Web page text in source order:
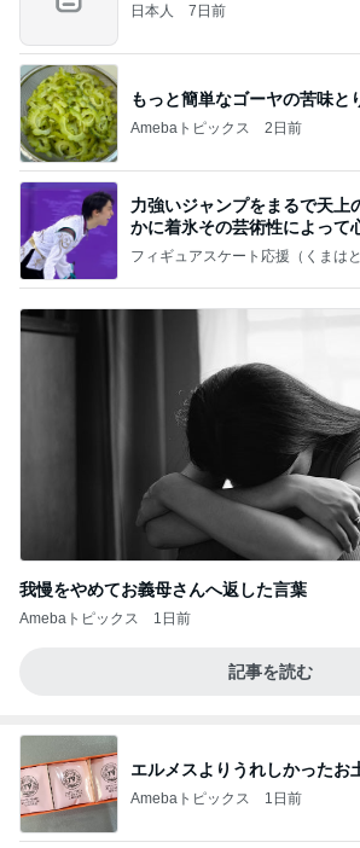
日本人 7日前
もっと簡単なゴーヤの苦味と
Amebaトピックス 2日前
力強いジャンプをまるで天上
かに着氷その芸術性によって
なす
フィギュアスケート応援（くまはと
我慢をやめてお義母さんへ返した言葉
Amebaトピックス 1日前
記事を読む
エルメスよりうれしかったお
Amebaトピックス 1日前